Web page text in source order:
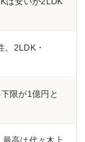
。2LDK・
限が1億円と
高は代々木上